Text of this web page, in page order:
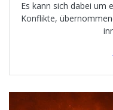
Es kann sich dabei um
Konflikte,